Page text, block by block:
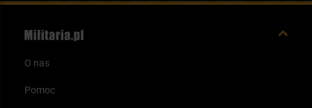
O nas
Pomoc